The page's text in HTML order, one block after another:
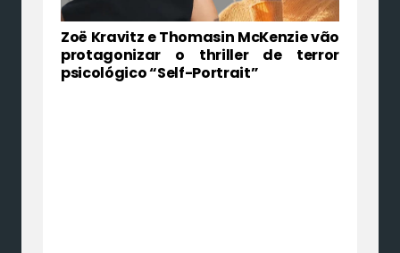
Zoë Kravitz e Thomasin McKenzie vão
protagonizar o thriller de terror
psicológico “Self-Portrait”